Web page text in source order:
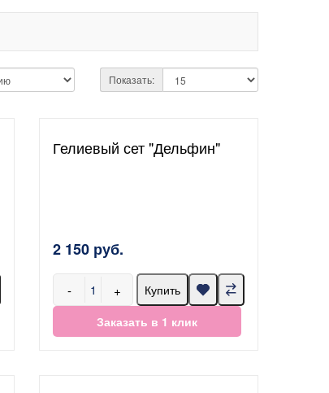
Показать:
Гелиевый сет "Дельфин"
2 150 руб.
- +
Купить
Заказать в 1 клик